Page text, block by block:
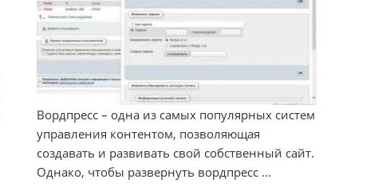
Вордпресс – одна из самых популярных систем
управления контентом, позволяющая
создавать и развивать свой собственный сайт.
Однако, чтобы развернуть вордпресс ...